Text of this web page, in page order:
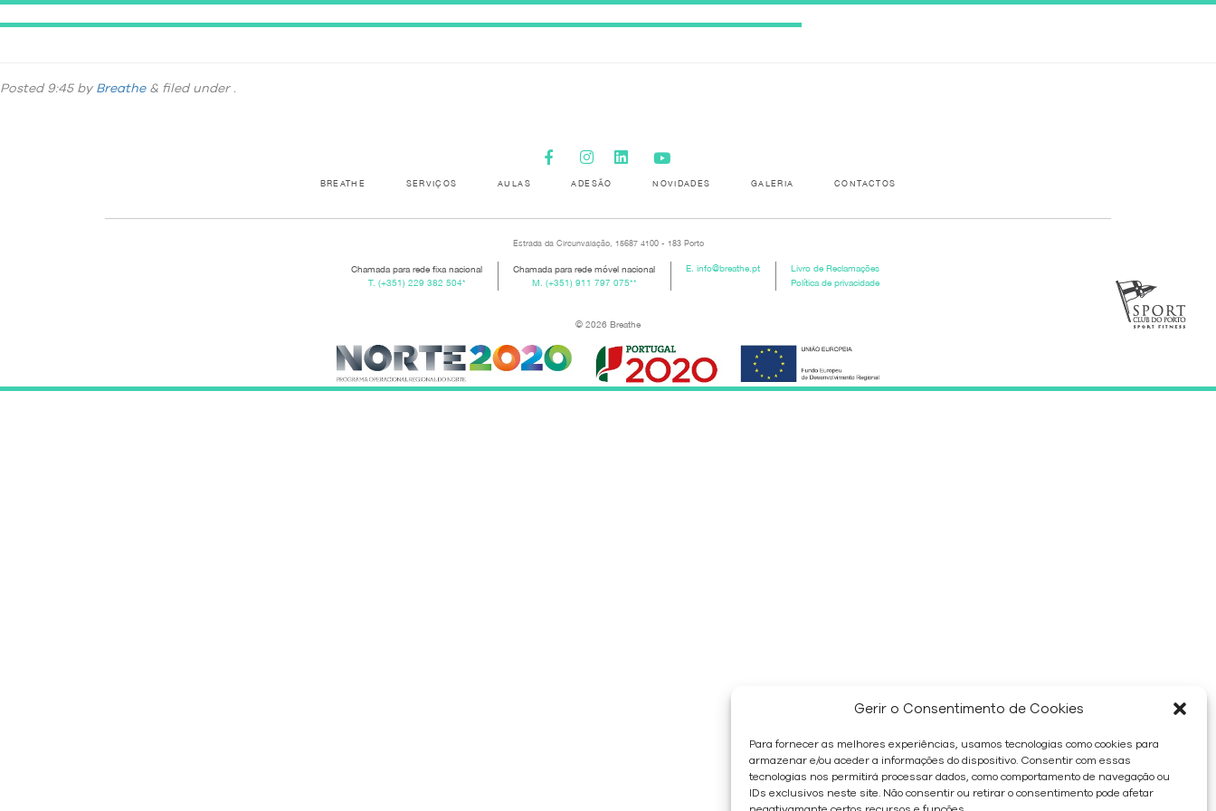
Gerir o Consentimento de Cookies
Para fornecer as melhores experiências, usamos tecnologias como cookies para
armazenar e/ou aceder a informações do dispositivo. Consentir com essas
tecnologias nos permitirá processar dados, como comportamento de navegação ou
IDs exclusivos neste site. Não consentir ou retirar o consentimento pode afetar
Posted9:45by Breathe & filed under .
BREATHE SERVIÇOS AULAS ADESÃO NOVIDADES GALERIA CONTACTOS
Estrada da Circunvalação, 15687 4100 - 183 Porto
Chamada para rede fixa nacional
T. (+351) 229 382 504*
Chamada para rede móvel nacional
M. (+351) 911 797 075**
E.info@breathe.pt
Livro de Reclamações
Política de privacidade
© 2026 Breathe